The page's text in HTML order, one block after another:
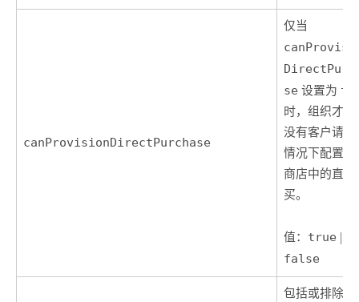
canProvisionDirectPurchase
仅当
se 设置为
时，组织才能
没有客户请求
情况下配置应
商店中的直接
买。
值： true
false
包括或排除搜